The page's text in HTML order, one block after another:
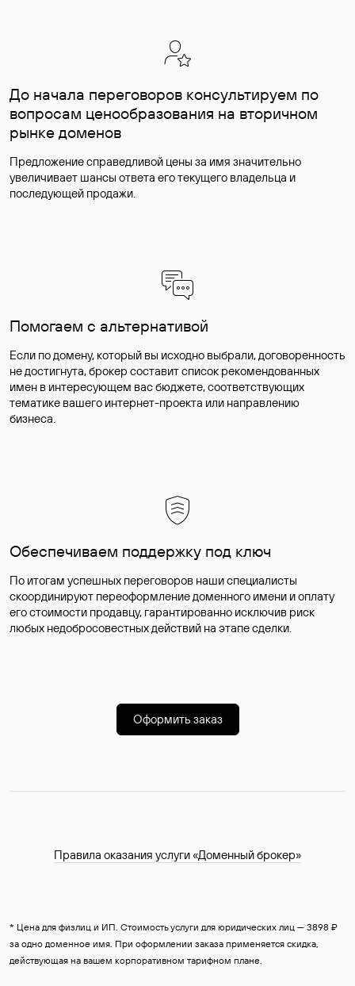
До начала переговоров консультируем по
вопросам ценообразования на вторичном
рынке доменов
Предложение справедливой цены за имя значительно
увеличивает шансы ответа его текущего владельца и
последующей продажи.
Помогаем с альтернативой
Если по домену, который вы исходно выбрали, договоренность
не достигнута, брокер составит список рекомендованных
имен в интересующем вас бюджете, соответствующих
тематике вашего интернет-проекта или направлению
бизнеса.
Обеспечиваем поддержку под ключ
По итогам успешных переговоров наши специалисты
скоординируют переоформление доменного имени и оплату
его стоимости продавцу, гарантированно исключив риск
любых недобросовестных действий на этапе сделки.
Оформить заказ
Правила оказания услуги «Доменный брокер»
* Цена для физлиц и ИП. Стоимость услуги для юридических лиц — 3898 ₽
за одно доменное имя. При оформлении заказа применяется скидка,
действующая на вашем корпоративном тарифном плане.